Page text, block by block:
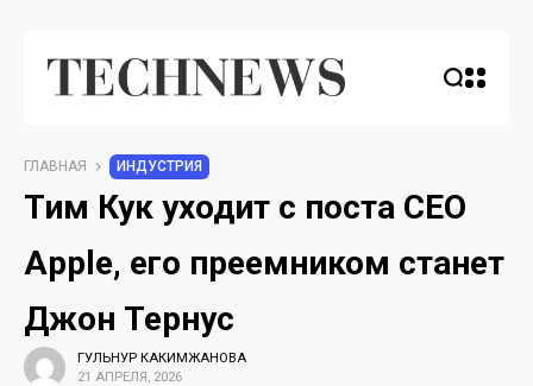
ГЛАВНАЯ ИНДУСТРИЯ
Тим Кук уходит с поста CEO
Apple, его преемником станет
Джон Тернус
ГУЛЬНУР КАКИМЖАНОВА
21 АПРЕЛЯ, 2026